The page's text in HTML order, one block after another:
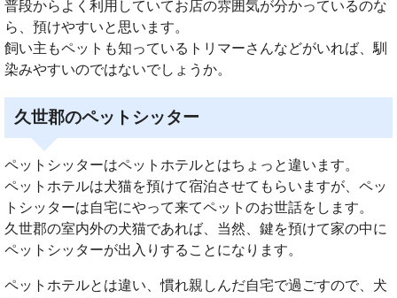
普段からよく利用していてお店の雰囲気が分かっているのな
ら、預けやすいと思います。
飼い主もペットも知っているトリマーさんなどがいれば、馴
染みやすいのではないでしょうか。
久世郡のペットシッター
ペットシッターはペットホテルとはちょっと違います。
ペットホテルは犬猫を預けて宿泊させてもらいますが、ペッ
トシッターは自宅にやって来てペットのお世話をします。
久世郡の室内外の犬猫であれば、当然、鍵を預けて家の中に
ペットシッターが出入りすることになります。
ペットホテルとは違い、慣れ親しんだ自宅で過ごすので、犬